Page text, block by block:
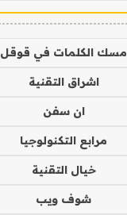
مسك الكلمات في قوقل
اشراق التقنية
ان سفن
مرابع التكنولوجيا
خيال التقنية
شوف ويب